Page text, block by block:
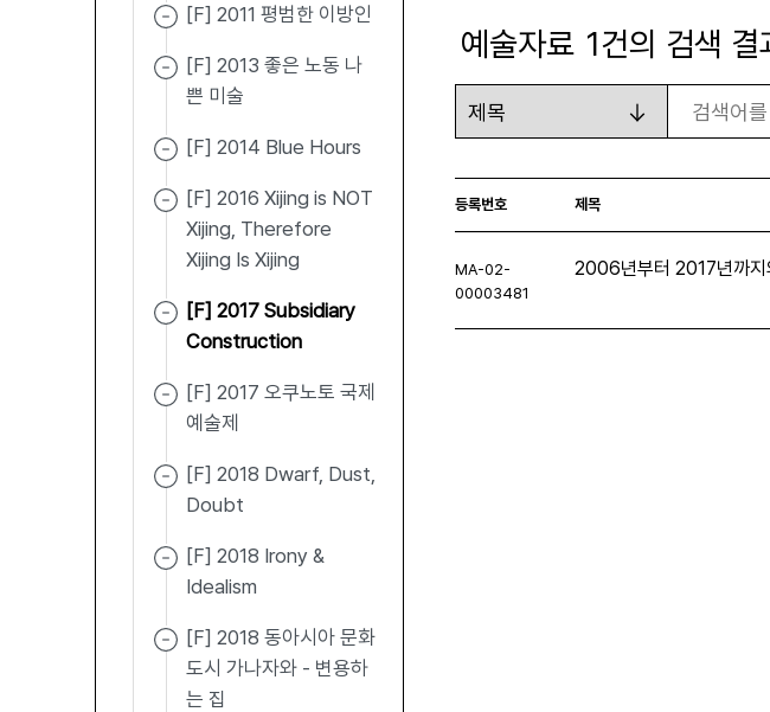
[F] 2011 평범한 이방인
[F] 2013 좋은 노동 나
쁜 미술
[F] 2014 Blue Hours
[F] 2016 Xijing is NOT
Xijing, Therefore
Xijing Is Xijing
[F] 2017 Subsidiary
Construction
[F] 2017 오쿠노토 국제
예술제
[F] 2018 Dwarf, Dust,
Doubt
[F] 2018 Irony &
Idealism
[F] 2018 동아시아 문화
도시 가나자와 - 변용하
는 집
예술자료 1건의 검색 결
등록번호 제목
MA-02-
00003481
2006년부터 2017년까지
처음페이지